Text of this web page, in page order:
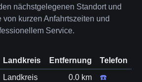
nächstgelegenen Standort und
von kurzen Anfahrtszeiten und
Service.
Landkreis Entfernung
Telefon
Landkreis
0.0 km ☎️